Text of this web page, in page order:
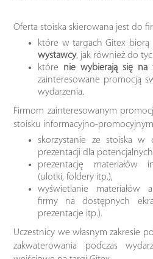
Oferta stoiska skierowana jest do
które w targach Gitex biorą
wystawcy, jak również do
które nie wybierają się na
zainteresowane promocją
wydarzenia.
Firmom zainteresowanym
stoisku informacyjno-
skorzystanie ze stoiska w
prezentacji dla
prezentację materiałów
(ulotki, foldery itp.),
wyświetlanie materiałów
firmy na dostępnych
prezentacje itp.).
Uczestnicy we własnym zakresie
zakwaterowania podczas